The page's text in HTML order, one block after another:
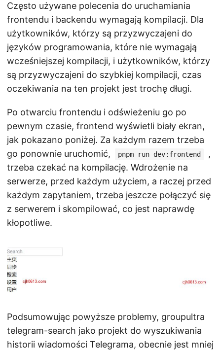
Często używane polecenia do uruchamiania
frontendu i backendu wymagają kompilacji. Dla
użytkowników, którzy są przyzwyczajeni do
języków programowania, które nie wymagają
wcześniejszej kompilacji, i użytkowników, którzy
są przyzwyczajeni do szybkiej kompilacji, czas
oczekiwania na ten projekt jest trochę długi.
Po otwarciu frontendu i odświeżeniu go po
pewnym czasie, frontend wyświetli biały ekran,
jak pokazano poniżej. Za każdym razem trzeba
go ponownie uruchomić,
pnpm run dev:frontend
,
trzeba czekać na kompilację. Wdrożenie na
serwerze, przed każdym użyciem, a raczej przed
każdym zapytaniem, trzeba jeszcze połączyć się
z serwerem i skompilować, co jest naprawdę
kłopotliwe.
Podsumowując powyższe problemy, groupultra
telegram-search jako projekt do wyszukiwania
historii wiadomości Telegrama, obecnie jest mniej